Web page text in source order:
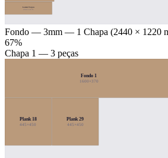
Lateral Cajon
450×120 ↻
Fondo — 3mm — 1 Chapa (2440 × 1220
67%
Chapa 1 — 3 peças
Fondo 1
1600×370
Plank 18
445×450
Plank 29
445×450